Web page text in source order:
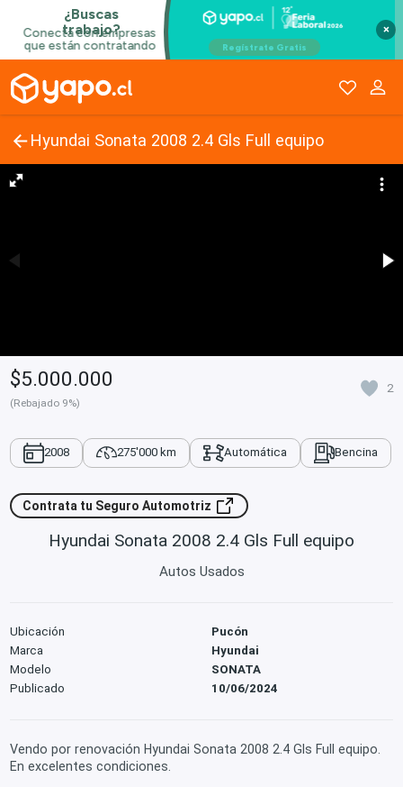
×
Hyundai Sonata 2008 2.4 Gls Full equipo
$5.000.000
(Rebajado 9%)
2
2008 275'000 km Automática Bencina
Contrata tu Seguro Automotriz
Hyundai Sonata 2008 2.4 Gls Full equipo
Autos Usados
Ubicación
Pucón
Marca
Hyundai
Modelo
SONATA
Publicado
10/06/2024
Vendo por renovación Hyundai Sonata 2008 2.4 Gls Full equipo.
En excelentes condiciones.